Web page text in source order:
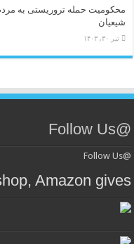
محکومیت حمله تروریستی به
شیعیان
تیر ۳۰, ۱۴۰۳
@Follow Us
@Follow Us
Amazon gives